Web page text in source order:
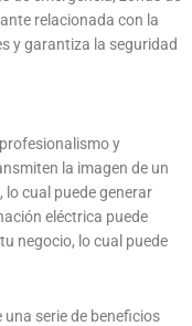
relacionada con la
y garantiza la seguridad
y
la imagen de un
cual puede generar
eléctrica puede
negocio, lo cual puede
serie de beneficios